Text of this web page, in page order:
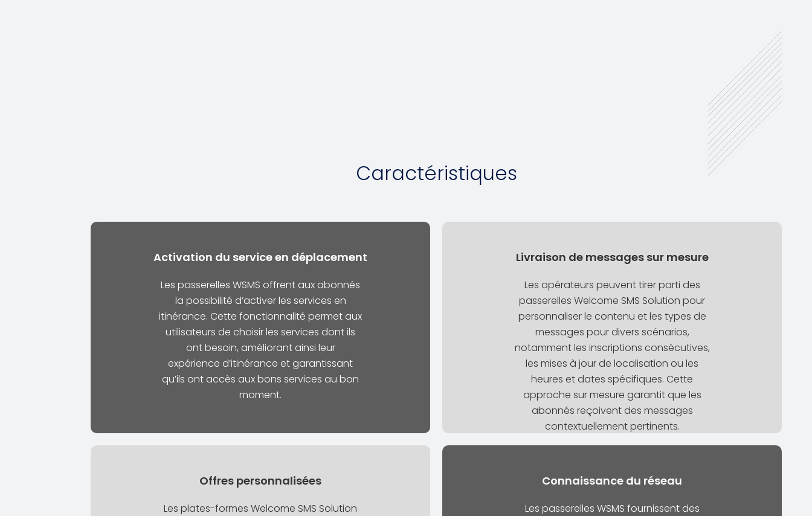
Caractéristiques
Activation du service en déplacement
Les passerelles WSMS offrent aux abonnés
la possibilité d’activer les services en
itinérance. Cette fonctionnalité permet aux
utilisateurs de choisir les services dont ils
ont besoin, améliorant ainsi leur
expérience d’itinérance et garantissant
qu’ils ont accès aux bons services au bon
moment.
Livraison de messages sur mesure
Les opérateurs peuvent tirer parti des
passerelles Welcome SMS Solution pour
personnaliser le contenu et les types de
messages pour divers scénarios,
notamment les inscriptions consécutives,
les mises à jour de localisation ou les
heures et dates spécifiques. Cette
approche sur mesure garantit que les
abonnés reçoivent des messages
contextuellement pertinents.
Offres personnalisées
Les plates-formes Welcome SMS Solution
Connaissance du réseau
Les passerelles WSMS fournissent des